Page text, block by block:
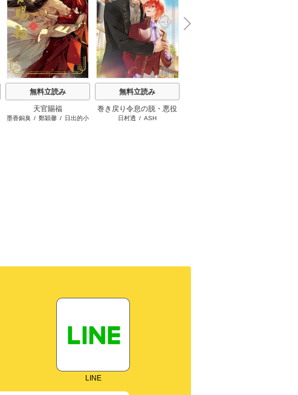
無料立読み
天官賜福
墨香銅臭 / 鄭穎馨 / 日出的小
無料立読み
巻き戻り令息の脱・悪役
計画
日村透 / ASH
N
e
x
t
LINE